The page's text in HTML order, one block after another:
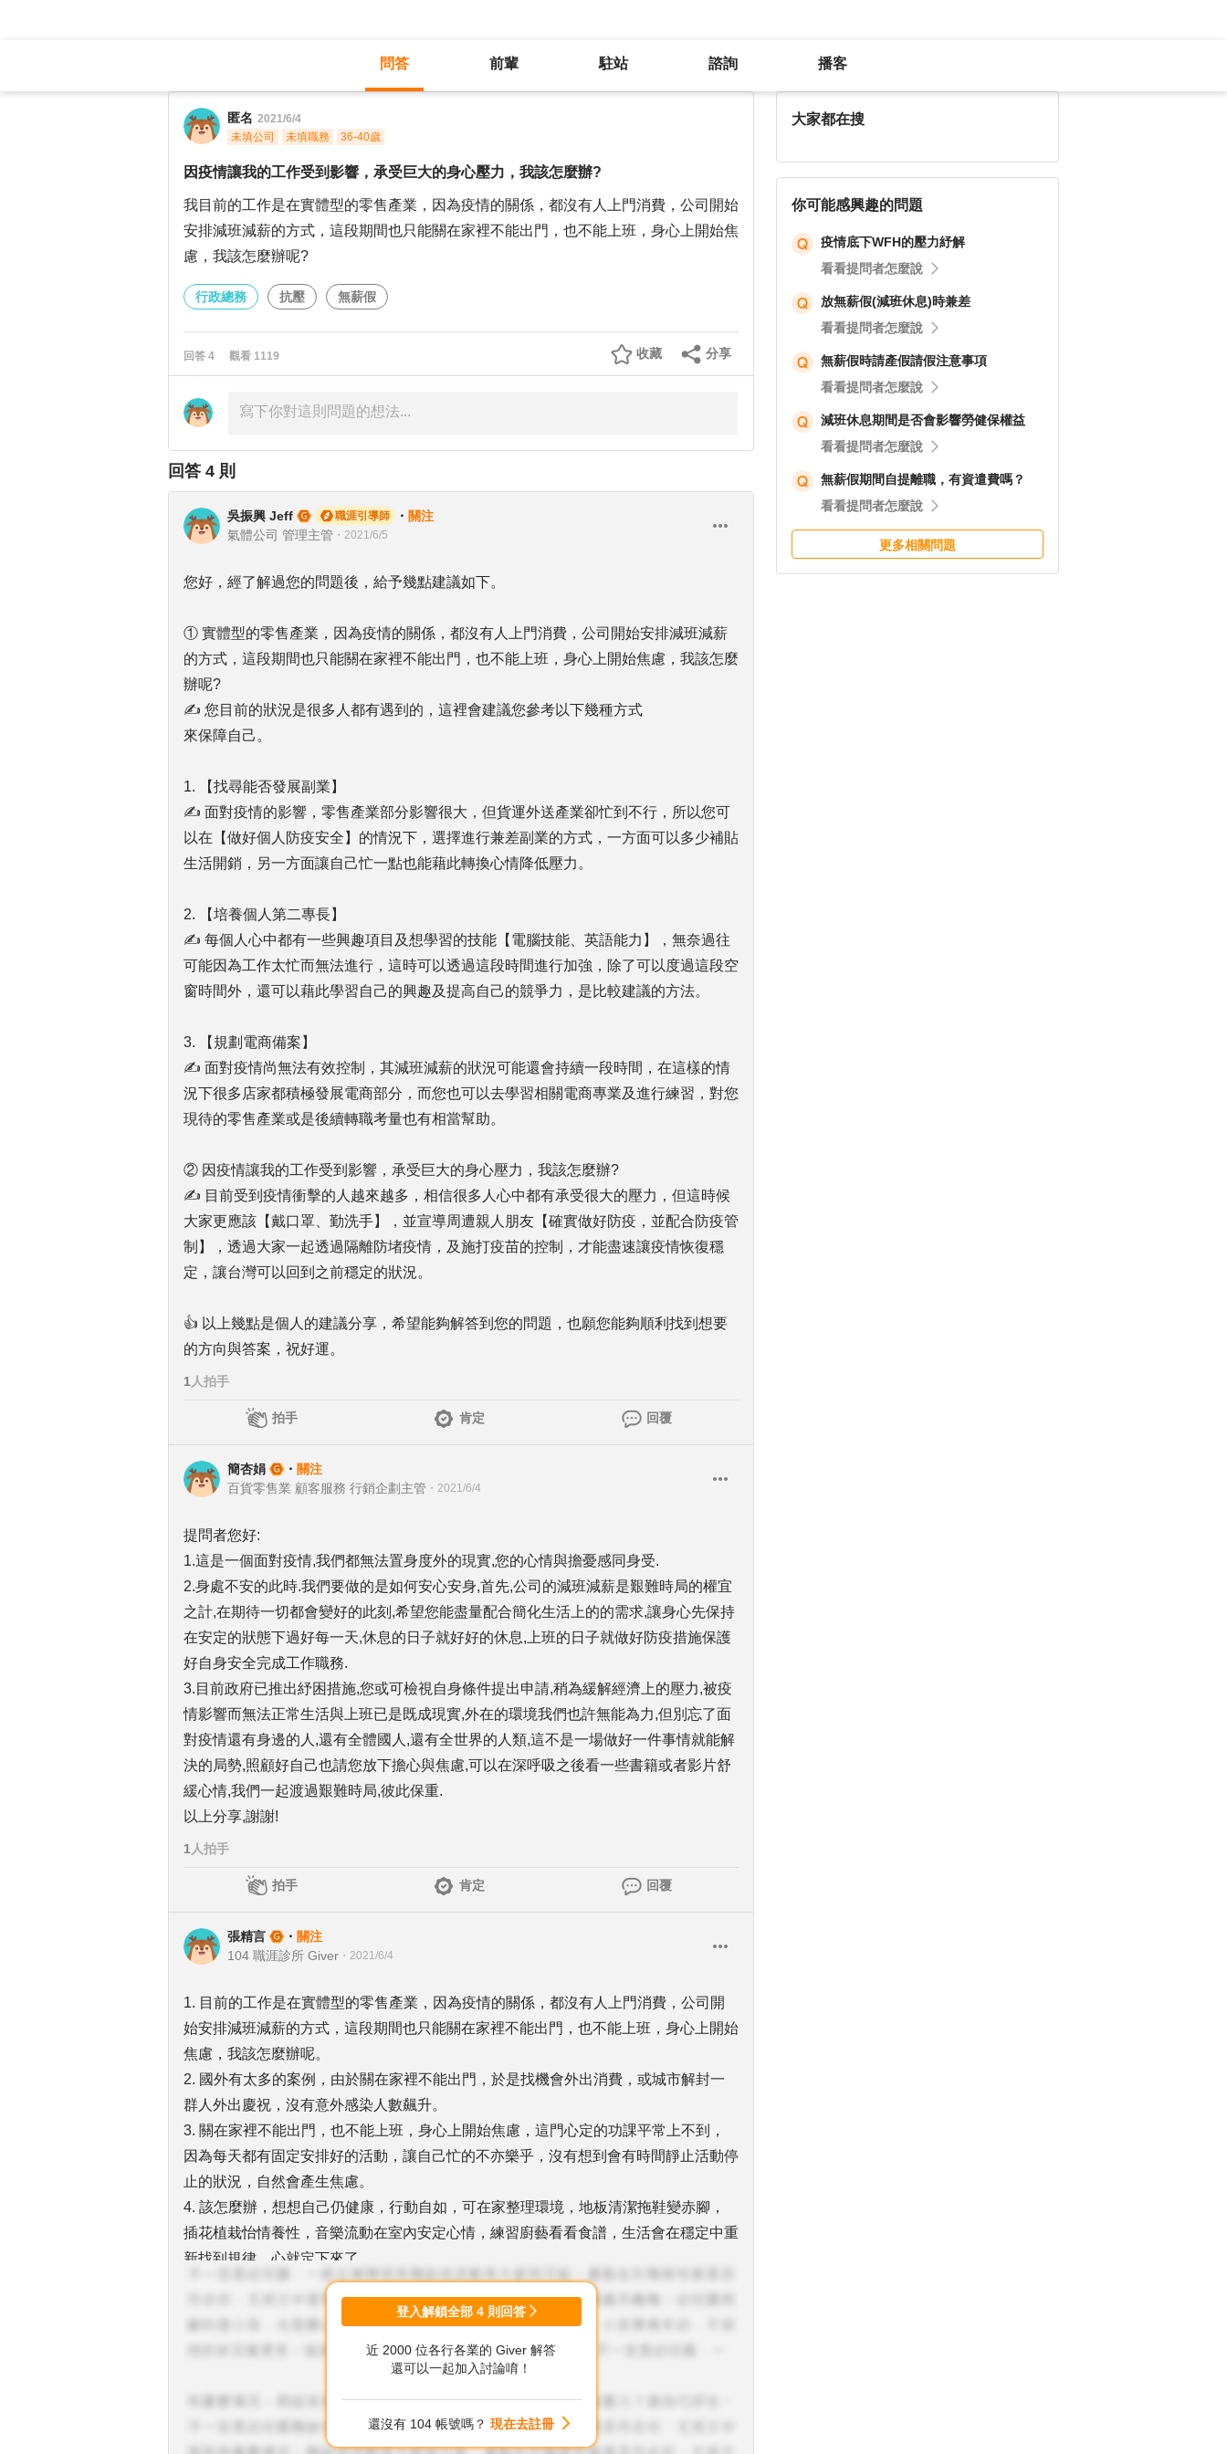
問答 前輩 駐站 諮詢 播客
匿名 2021/6/4
未填公司
未填職務 36-40歲
因疫情讓我的工作受到影響，承受巨大的身心壓力，我該怎麼辦?
我目前的工作是在實體型的零售產業，因為疫情的關係，都沒有人上門消費，公司開始
安排減班減薪的方式，這段期間也只能關在家裡不能出門，也不能上班，身心上開始焦
慮，我該怎麼辦呢?
行政總務 抗壓 無薪假
回答 4 觀看 1119 分享
收藏
回答 4 則
吳振興 Jeff 職涯引導師 ・ 關注
氣體公司 管理主管 ・ 2021/6/5
您好，經了解過您的問題後，給予幾點建議如下。
① 實體型的零售產業，因為疫情的關係，都沒有人上門消費，公司開始安排減班減薪
的方式，這段期間也只能關在家裡不能出門，也不能上班，身心上開始焦慮，我該怎麼
辦呢?
✍ 您目前的狀況是很多人都有遇到的，這裡會建議您參考以下幾種方式
來保障自己。
1. 【找尋能否發展副業】
✍ 面對疫情的影響，零售產業部分影響很大，但貨運外送產業卻忙到不行，所以您可
以在【做好個人防疫安全】的情況下，選擇進行兼差副業的方式，一方面可以多少補貼
生活開銷，另一方面讓自己忙一點也能藉此轉換心情降低壓力。
2. 【培養個人第二專長】
✍ 每個人心中都有一些興趣項目及想學習的技能【電腦技能、英語能力】，無奈過往
可能因為工作太忙而無法進行，這時可以透過這段時間進行加強，除了可以度過這段空
窗時間外，還可以藉此學習自己的興趣及提高自己的競爭力，是比較建議的方法。
3. 【規劃電商備案】
✍ 面對疫情尚無法有效控制，其減班減薪的狀況可能還會持續一段時間，在這樣的情
況下很多店家都積極發展電商部分，而您也可以去學習相關電商專業及進行練習，對您
現待的零售產業或是後續轉職考量也有相當幫助。
② 因疫情讓我的工作受到影響，承受巨大的身心壓力，我該怎麼辦?
✍ 目前受到疫情衝擊的人越來越多，相信很多人心中都有承受很大的壓力，但這時候
大家更應該【戴口罩、勤洗手】，並宣導周遭親人朋友【確實做好防疫，並配合防疫管
制】，透過大家一起透過隔離防堵疫情，及施打疫苗的控制，才能盡速讓疫情恢復穩
定，讓台灣可以回到之前穩定的狀況。
👍 以上幾點是個人的建議分享，希望能夠解答到您的問題，也願您能夠順利找到想要
的方向與答案，祝好運。
1 人拍手
拍手 肯定 回覆
簡杏娟 ・ 關注
百貨零售業 顧客服務 行銷企劃主管 ・ 2021/6/4
提問者您好:
1.這是一個面對疫情,我們都無法置身度外的現實,您的心情與擔憂感同身受.
2.身處不安的此時.我們要做的是如何安心安身,首先,公司的減班減薪是艱難時局的權宜
之計,在期待一切都會變好的此刻,希望您能盡量配合簡化生活上的的需求,讓身心先保持
在安定的狀態下過好每一天,休息的日子就好好的休息,上班的日子就做好防疫措施保護
好自身安全完成工作職務.
3.目前政府已推出紓困措施,您或可檢視自身條件提出申請,稍為緩解經濟上的壓力,被疫
情影響而無法正常生活與上班已是既成現實,外在的環境我們也許無能為力,但別忘了面
對疫情還有身邊的人,還有全體國人,還有全世界的人類,這不是一場做好一件事情就能解
決的局勢,照顧好自己也請您放下擔心與焦慮,可以在深呼吸之後看一些書籍或者影片舒
緩心情,我們一起渡過艱難時局,彼此保重.
以上分享,謝謝!
1 人拍手
拍手 肯定 回覆
張精言 ・ 關注
104 職涯診所 Giver ・ 2021/6/4
1. 目前的工作是在實體型的零售產業，因為疫情的關係，都沒有人上門消費，公司開
始安排減班減薪的方式，這段期間也只能關在家裡不能出門，也不能上班，身心上開始
焦慮，我該怎麼辦呢。
2. 國外有太多的案例，由於關在家裡不能出門，於是找機會外出消費，或城市解封一
群人外出慶祝，沒有意外感染人數飆升。
3. 關在家裡不能出門，也不能上班，身心上開始焦慮，這門心定的功課平常上不到，
因為每天都有固定安排好的活動，讓自己忙的不亦樂乎，沒有想到會有時間靜止活動停
止的狀況，自然會產生焦慮。
4. 該怎麼辦，想想自己仍健康，行動自如，可在家整理環境，地板清潔拖鞋變赤腳，
插花植栽怡情養性，音樂流動在室內安定心情，練習廚藝看看食譜，生活會在穩定中重
新找到規律，心就定下來了。
5. 祝福您。
登入解鎖全部 4 則回答
近 2000 位各行各業的 Giver 解答
還可以一起加入討論唷！
還沒有 104 帳號嗎？ 現在去註冊
大家都在搜
你可能感興趣的問題
疫情底下WFH的壓力紓解
看看提問者怎麼說
放無薪假(減班休息)時兼差
看看提問者怎麼說
無薪假時請產假請假注意事項
看看提問者怎麼說
減班休息期間是否會影響勞健保權益
看看提問者怎麼說
無薪假期間自提離職，有資遣費嗎？
看看提問者怎麼說
更多相關問題